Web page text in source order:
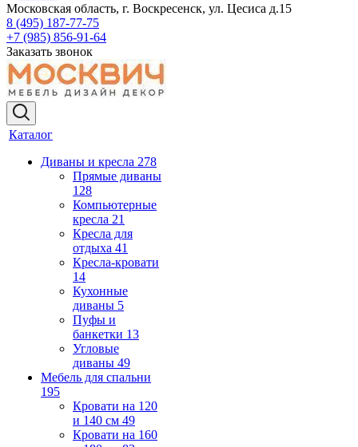
Московская область, г. Воскресенск, ул. Цесиса д.15
8 (495) 187-77-75
+7 (985) 856-91-64
Заказать звонок
Каталог
Диваны и кресла 278
Прямые диваны
128
Компьютерные
кресла 21
Кресла для
отдыха 41
Кресла-кровати
14
Кухонные
диваны 5
Пуфы и
банкетки 13
Угловые
диваны 49
Мебель для спальни
195
Кровати на 120
и 140 см 49
Кровати на 160